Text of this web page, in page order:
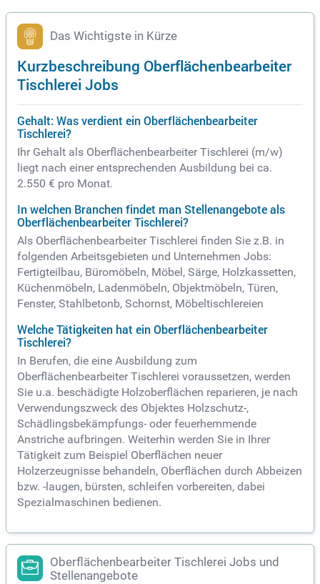
Das Wichtigste in Kürze
Kurzbeschreibung Oberflächenbearbeiter
Tischlerei Jobs
Gehalt: Was verdient ein Oberflächenbearbeiter
Tischlerei?
Ihr Gehalt als Oberflächenbearbeiter Tischlerei (m/w)
liegt nach einer entsprechenden Ausbildung bei ca.
2.550 € pro Monat.
In welchen Branchen findet man Stellenangebote als
Oberflächenbearbeiter Tischlerei?
Als Oberflächenbearbeiter Tischlerei finden Sie z.B. in
folgenden Arbeitsgebieten und Unternehmen Jobs:
Fertigteilbau, Büromöbeln, Möbel, Särge, Holzkassetten,
Küchenmöbeln, Ladenmöbeln, Objektmöbeln, Türen,
Fenster, Stahlbetonb, Schornst, Möbeltischlereien
Welche Tätigkeiten hat ein Oberflächenbearbeiter
Tischlerei?
In Berufen, die eine Ausbildung zum
Oberflächenbearbeiter Tischlerei voraussetzen, werden
Sie u.a. beschädigte Holzoberflächen reparieren, je nach
Verwendungszweck des Objektes Holzschutz-,
Schädlingsbekämpfungs- oder feuerhemmende
Anstriche aufbringen. Weiterhin werden Sie in Ihrer
Tätigkeit zum Beispiel Oberflächen neuer
Holzerzeugnisse behandeln, Oberflächen durch Abbeizen
bzw. -laugen, bürsten, schleifen vorbereiten, dabei
Spezialmaschinen bedienen.
Oberflächenbearbeiter Tischlerei Jobs und
Stellenangebote